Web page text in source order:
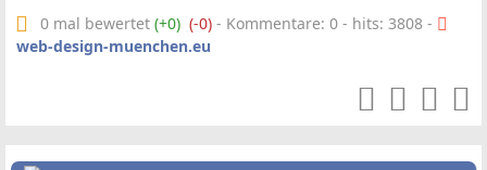
0 mal bewertet (+0) (-0) - Kommentare: 0 - hits: 3808 -
web-design-muenchen.eu